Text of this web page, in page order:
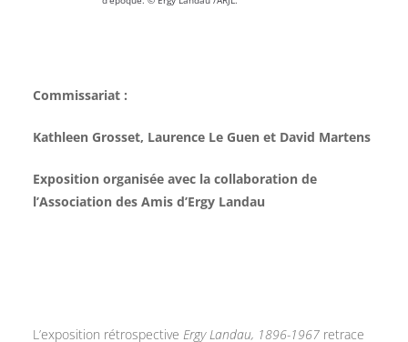
Commissariat :
Kathleen Grosset, Laurence Le Guen et David Martens
Exposition organisée avec la collaboration de
l’Association des Amis d’Ergy Landau
L’exposition rétrospective Ergy Landau, 1896-1967 retrace